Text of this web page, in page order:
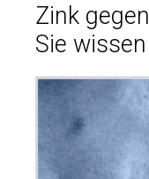
Zink
Sie wissen